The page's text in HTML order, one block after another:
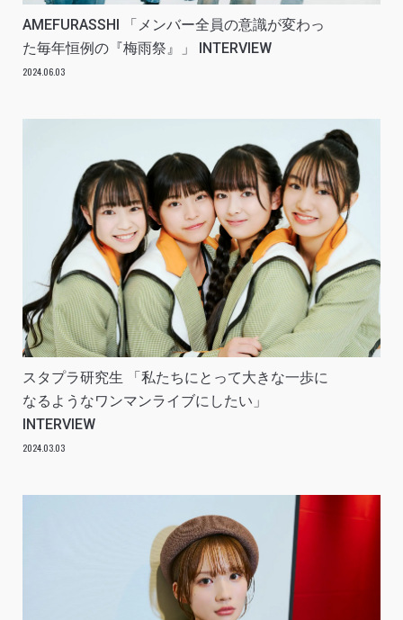
AMEFURASSHI 「メンバー全員の意識が変わっ
た毎年恒例の『梅雨祭』」 INTERVIEW
2024.06.03
スタプラ研究生 「私たちにとって大きな一歩に
なるようなワンマンライブにしたい」
INTERVIEW
2024.03.03